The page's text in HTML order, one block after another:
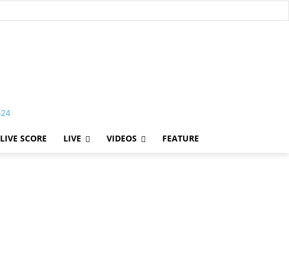
LIVE SCORE LIVE VIDEOS FEATURE